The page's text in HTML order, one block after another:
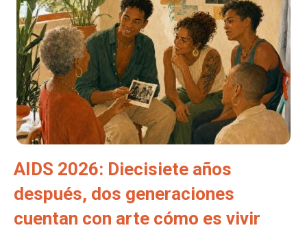
AIDS 2026: Diecisiete años
después, dos generaciones
cuentan con arte cómo es vivir